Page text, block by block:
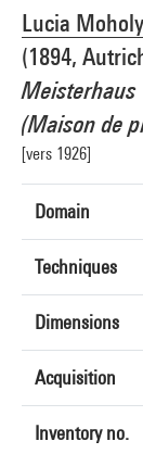
Lucia
(1894,
Meisterhaus
(Maison de
[vers 1926]
Domain
Techniques
Dimensions
Acquisition
Inventory no.
Photo credits :
GrandPalaisRmn
Image reference :
Image presentation :